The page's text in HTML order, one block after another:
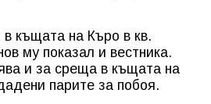
в къщата на Къро в кв.
му показал и вестника.
и за среща в къщата на
парите за побоя.